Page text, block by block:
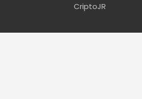
CriptoJR